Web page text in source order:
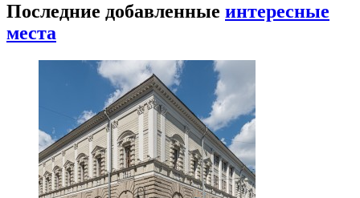
Последние добавленные интересные
места